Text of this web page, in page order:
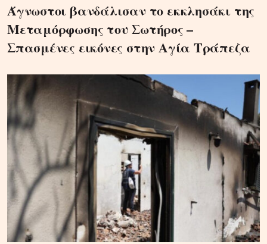
Άγνωστοι βανδάλισαν το εκκλησάκι της
Μεταμόρφωσης του Σωτήρος –
Σπασμένες εικόνες στην Αγία Τράπεζα